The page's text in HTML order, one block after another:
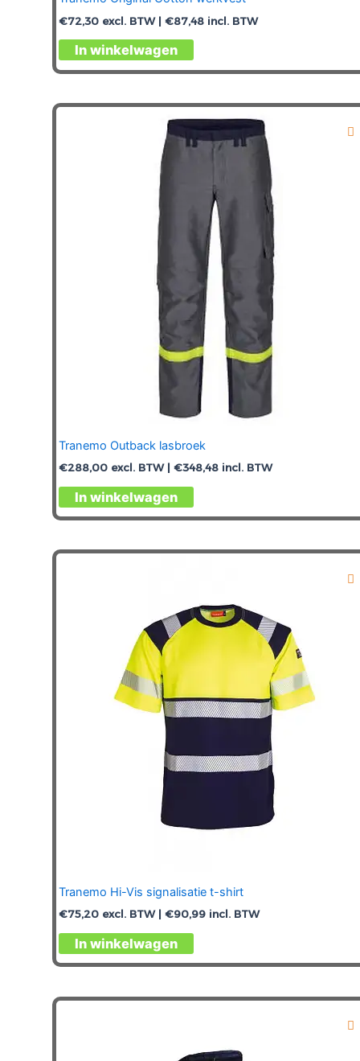
€72,30 excl. BTW | €87,48 incl. BTW
In winkelwagen
Dit
product
meerdere
variaties.
Deze
gekozen
worden
op
de
productpagina
Tranemo Outback lasbroek
€288,00 excl. BTW | €348,48 incl. BTW
In winkelwagen
Dit
product
meerdere
optie
kan
de
productpagina
Tranemo Hi-Vis signalisatie t-shirt
€75,20 excl. BTW | €90,99 incl. BTW
In winkelwagen
Dit
product
meerdere
optie